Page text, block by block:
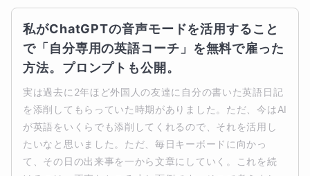
私がChatGPTの音声モードを活用すること
で「自分専用の英語コーチ」を無料で雇った
方法。プロンプトも公開。
実は過去に2年ほど外国人の友達に自分の書いた英語日記
を添削してもらっていた時期がありました。ただ、今はAI
が英語をいくらでも添削してくれるので、それを活用し
たいなと思いました。ただ、毎日キーボードに向かっ
て、その日の出来事を一から文章にしていく。これを続